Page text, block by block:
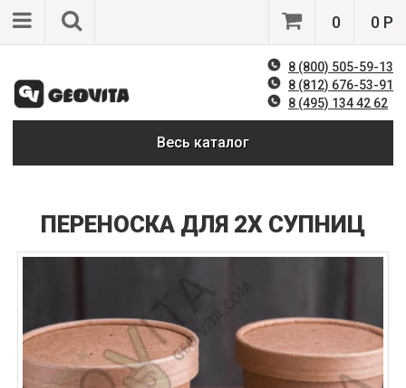
0 0 Р
8 (800) 505-59-13
8 (812) 676-53-91
8 (495) 134 42 62
Весь каталог
ПЕРЕНОСКА ДЛЯ 2Х СУПНИЦ